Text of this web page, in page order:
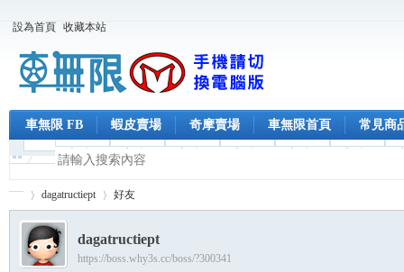
設為首頁 收藏本站
車無限 FB 蝦皮賣場 奇摩賣場 車無限首頁 常見商
dagatructiept 好友
dagatructiept
https://boss.why3s.cc/boss/?300341